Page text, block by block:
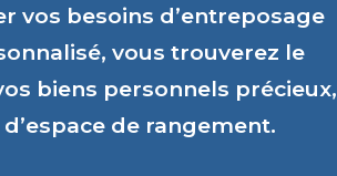
vos besoins d’entreposage
vous trouverez le
biens personnels précieux,
de rangement.